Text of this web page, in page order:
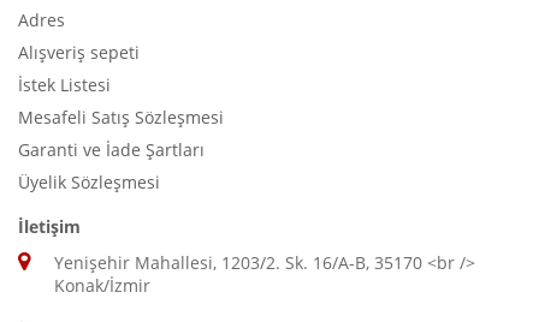
Adres
Alışveriş sepeti
İstek Listesi
Mesafeli Satış Sözleşmesi
Garanti ve İade Şartları
Üyelik Sözleşmesi
İletişim
Yenişehir Mahallesi, 1203/2. Sk. 16/A-B, 35170 <br />
Konak/İzmir